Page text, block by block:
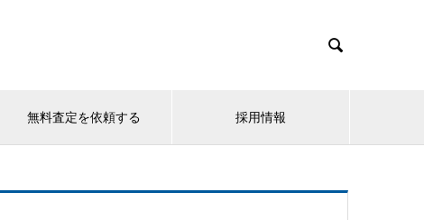

無料査定を依頼する 採用情報